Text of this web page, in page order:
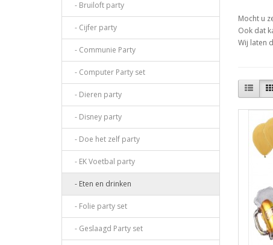
- Bruiloft party
- Cijfer party
- Communie Party
- Computer Party set
- Dieren party
- Disney party
- Doe het zelf party
- EK Voetbal party
- Eten en drinken
- Folie party set
- Geslaagd Party set
Mocht u
Ook dat
Wij laten